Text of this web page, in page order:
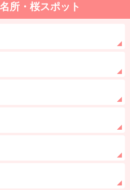
所・桜スポット